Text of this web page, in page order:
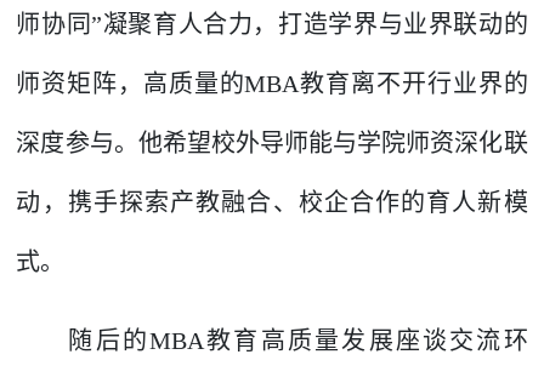
师协同”凝聚育人合力，打造学界与业界联动的
师资矩阵，高质量的MBA教育离不开行业界的
深度参与。他希望校外导师能与学院师资深化联
动，携手探索产教融合、校企合作的育人新模
式。
随后的MBA教育高质量发展座谈交流环